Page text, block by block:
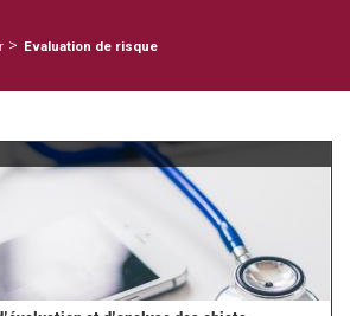
> Evaluation de risque